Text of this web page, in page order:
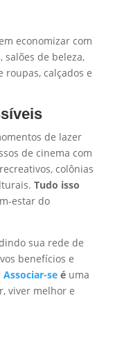
economizar com
salões de beleza,
roupas, calçados e
de lazer
de cinema com
colônias
Tudo isso
estar do
sua rede de
benefícios e
Associar-seéuma
viver melhor e